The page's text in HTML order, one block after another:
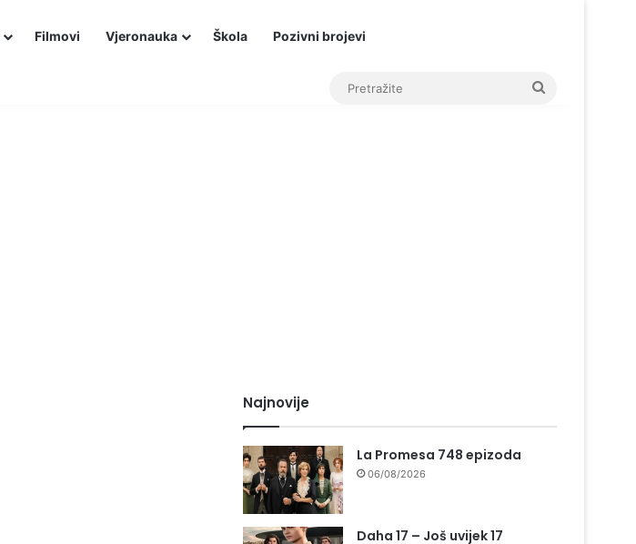
Filmovi Vjeronauka Škola Pozivni brojevi
Najnovije
La Promesa 748 epizoda
06/08/2026
Daha 17 – Još uvijek 17